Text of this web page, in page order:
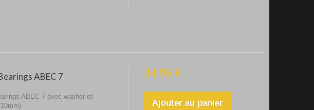
ABEC 7
ABEC 7 avec washer et
34,95 €
Ajouter au panier